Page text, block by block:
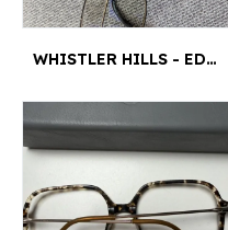
WHISTLER HILLS - EDGEWATER IC3956